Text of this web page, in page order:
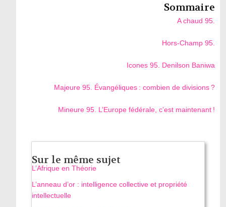
Sommaire
A chaud 95.
Hors-Champ 95.
Icones 95. Denilson Baniwa
Majeure 95. Évangéliques : combien de divisions ?
Mineure 95. L’Europe fédérale, c’est maintenant !
Sur le même sujet
L’Afrique en Théorie
L’anneau d’or : intelligence collective et propriété
intellectuelle